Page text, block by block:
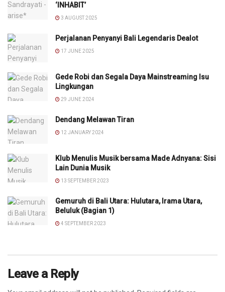
‘INHABIT’
3 AUGUST 2025
Perjalanan Penyanyi Bali Legendaris Dealot
17 JUNE 2025
Gede Robi dan Segala Daya Mainstreaming Isu
Lingkungan
29 JUNE 2024
Dendang Melawan Tiran
12 JANUARY 2024
Klub Menulis Musik bersama Made Adnyana: Sisi
Lain Dunia Musik
13 SEPTEMBER 2023
Gemuruh di Bali Utara: Hulutara, Irama Utara,
Beluluk (Bagian 1)
4 SEPTEMBER 2023
Leave a Reply